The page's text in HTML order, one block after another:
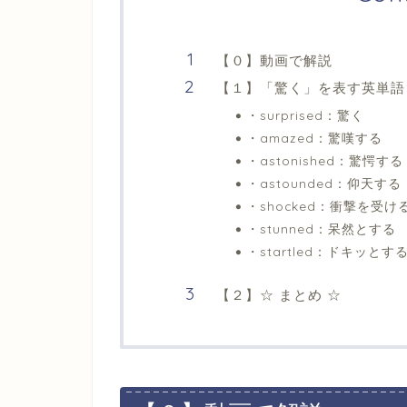
【０】動画で解説
【１】「驚く」を表す英単語
・surprised：驚く
・amazed：驚嘆する
・astonished：驚愕する
・astounded：仰天する
・shocked：衝撃を受け
・stunned：呆然とする
・startled：ドキッとす
【２】☆ まとめ ☆